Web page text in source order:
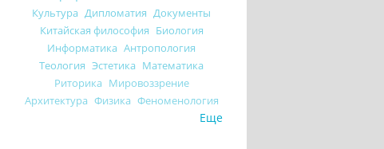
Культура Дипломатия Документы
Китайская философия Биология
Информатика Антропология
Теология Эстетика Математика
Риторика Мировоззрение
Архитектура Физика Феноменология
Еще